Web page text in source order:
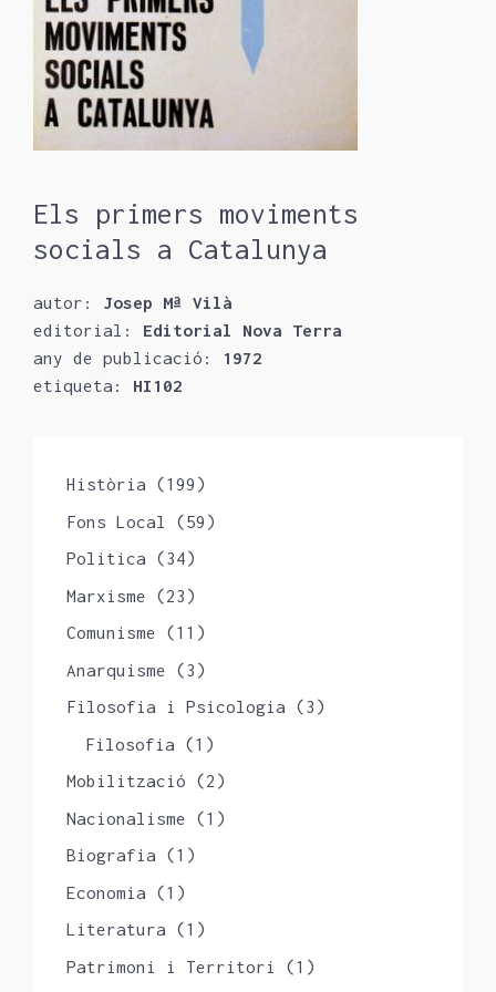
Els primers moviments
socials a Catalunya
autor: Josep Mª Vilà
editorial: Editorial Nova Terra
any de publicació: 1972
etiqueta: HI102
Història (199)
Fons Local
(59)
Politica (34)
Marxisme (23)
Comunisme (11)
Anarquisme (3)
Filosofia i Psicologia (3)
Filosofia (1)
Mobilització (2)
Nacionalisme (1)
Biografia (1)
Economia (1)
Literatura (1)
Patrimoni i Territori
(1)